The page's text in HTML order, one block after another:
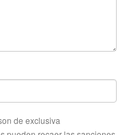
de exclusiva